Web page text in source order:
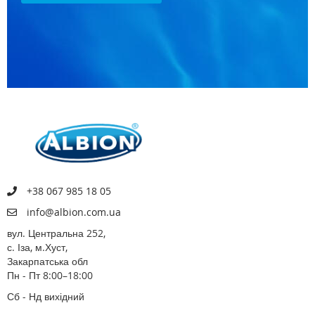
+38 067 985 18 05
info@albion.com.ua
вул. Центральна 252,
с. Іза, м.Хуст,
Закарпатська обл
Пн - Пт 8:00–18:00
Сб - Нд вихідний